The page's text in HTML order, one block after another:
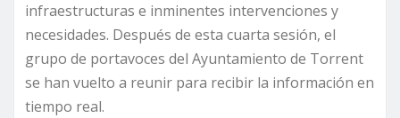
infraestructuras e inminentes intervenciones y
necesidades. Después de esta cuarta sesión, el
grupo de portavoces del Ayuntamiento de Torrent
se han vuelto a reunir para recibir la información en
tiempo real.